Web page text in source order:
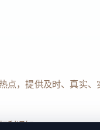
点，提供及时、真实
利通知